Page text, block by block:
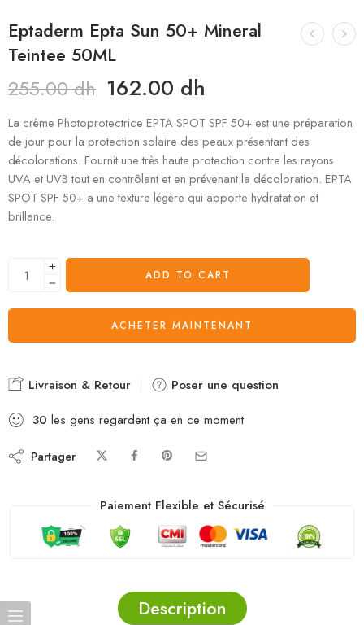
Eptaderm Epta Sun 50+ Mineral
Teintee 50ML
255.00dh 162.00 dh
La crème Photoprotectrice EPTA SPOT SPF 50+ est une préparation
de jour pour la protection solaire des peaux présentant des
décolorations. Fournit une très haute protection contre les rayons
UVA et UVB tout en contrôlant et en prévenant la décoloration. EPTA
SPOT SPF 50+ a une texture légère qui apporte hydratation et
brillance.
ADD TO CART
ACHETER MAINTENANT
Livraison & Retour
Poser une question
30 les gens regardent ça en ce moment
Partager
Paiement Flexible et Sécurisé
Description